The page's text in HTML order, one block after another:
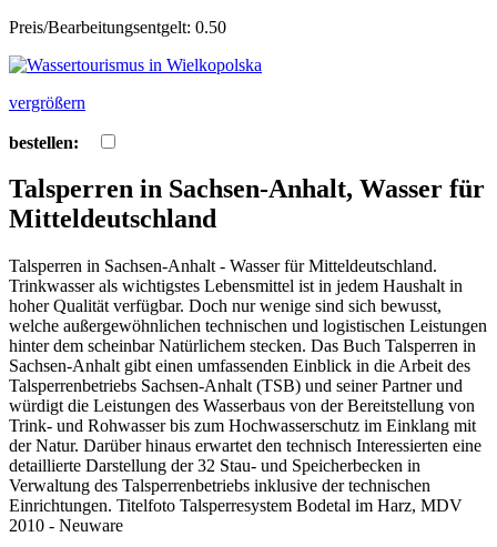
Preis/Bearbeitungsentgelt: 0.50
vergrößern
bestellen:
Talsperren in Sachsen-Anhalt, Wasser für
Mitteldeutschland
Talsperren in Sachsen-Anhalt - Wasser für Mitteldeutschland.
Trinkwasser als wichtigstes Lebensmittel ist in jedem Haushalt in
hoher Qualität verfügbar. Doch nur wenige sind sich bewusst,
welche außergewöhnlichen technischen und logistischen Leistungen
hinter dem scheinbar Natürlichem stecken. Das Buch Talsperren in
Sachsen-Anhalt gibt einen umfassenden Einblick in die Arbeit des
Talsperrenbetriebs Sachsen-Anhalt (TSB) und seiner Partner und
würdigt die Leistungen des Wasserbaus von der Bereitstellung von
Trink- und Rohwasser bis zum Hochwasserschutz im Einklang mit
der Natur. Darüber hinaus erwartet den technisch Interessierten eine
detaillierte Darstellung der 32 Stau- und Speicherbecken in
Verwaltung des Talsperrenbetriebs inklusive der technischen
Einrichtungen. Titelfoto Talsperresystem Bodetal im Harz, MDV
2010 - Neuware